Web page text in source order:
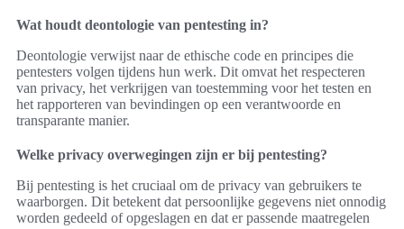
Wat houdt deontologie van pentesting in?
Deontologie verwijst naar de ethische code en principes die
pentesters volgen tijdens hun werk. Dit omvat het respecteren
van privacy, het verkrijgen van toestemming voor het testen en
het rapporteren van bevindingen op een verantwoorde en
transparante manier.
Welke privacy overwegingen zijn er bij pentesting?
Bij pentesting is het cruciaal om de privacy van gebruikers te
waarborgen. Dit betekent dat persoonlijke gegevens niet onnodig
worden gedeeld of opgeslagen en dat er passende maatregelen